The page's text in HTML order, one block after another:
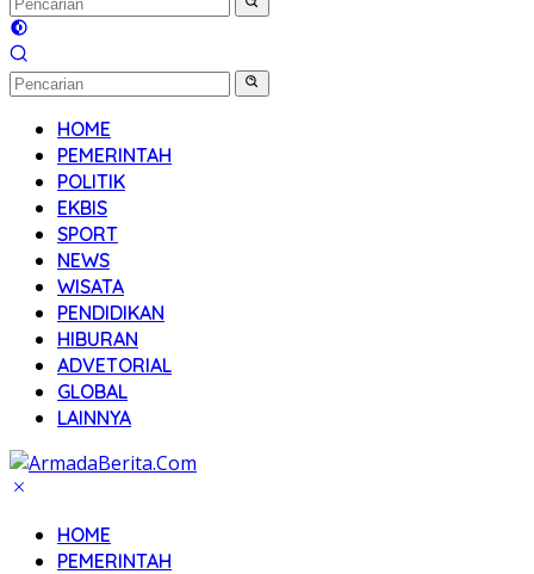
HOME
PEMERINTAH
POLITIK
EKBIS
SPORT
NEWS
WISATA
PENDIDIKAN
HIBURAN
ADVETORIAL
GLOBAL
LAINNYA
HOME
PEMERINTAH